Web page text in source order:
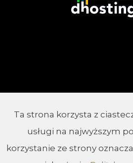
Ta strona korzysta z
usługi na najwyższym
korzystanie ze strony